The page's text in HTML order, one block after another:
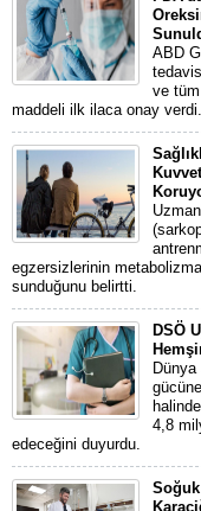
ABD
ve
maddeli ilk ilaca onay verdi.
egzersizlerinin
sunduğunu belirtti.
DSÖ
4,8
edeceğini duyurdu.
Soğuk